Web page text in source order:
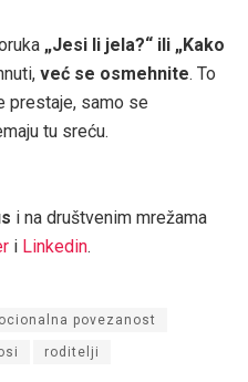
„Jesi li jela?“ ili „Kako
već se osmehnite. To
prestaje, samo se
tu sreću.
i na društvenim mrežama
i Linkedin.
povezanost
roditelji